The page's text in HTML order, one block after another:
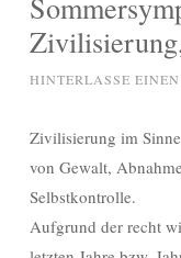
HINTERLASSE
Zivilisierung im
von Gewalt,
Selbstkontrolle.
Aufgrund der recht